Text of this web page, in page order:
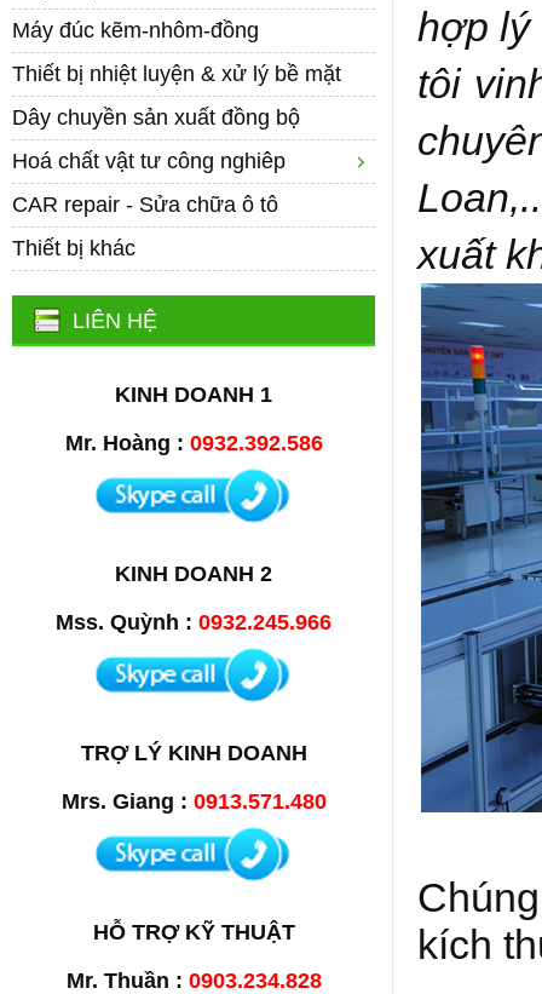
Máy đúc kẽm-nhôm-đồng
Thiết bị nhiệt luyện & xử lý bề mặt
Dây chuyền sản xuất đồng bộ
Hoá chất vật tư công nghiêp
CAR repair - Sửa chữa ô tô
Thiết bị khác
LIÊN HỆ
KINH DOANH 1
Mr. Hoàng : 0932.392.586
KINH DOANH 2
Mss. Quỳnh : 0932.245.966
TRỢ LÝ KINH DOANH
Mrs. Giang : 0913.571.480
HỖ TRỢ KỸ THUẬT
Mr. Thuần : 0903.234.828
hợp lý
tôi
xuất
kích